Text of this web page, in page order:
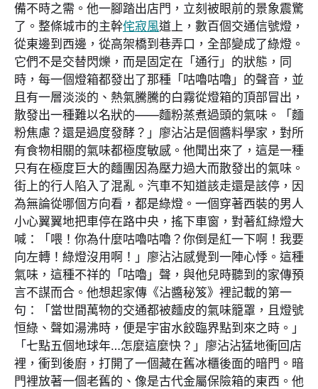
備不時之需。他一腳踏出店門，立刻被眼前的景象震驚
了。整條城市的主幹侘寂風道上，數百個交通信號燈，
從東邊到西邊，從高架橋到巷弄口，全部變成了綠燈。
它們不是交替閃爍，而是固定在「通行」的狀態，同
時，每一個燈箱都發出了那種「咕嚕咕嚕」的聲音，並
且有一層淡淡的、熱氣騰騰的白霧從燈箱的頂部冒出，
散發出一種難以名狀的——麵粉蒸煮過頭的氣味。「麵
粉焦慮？還是過度發酵？」廖沾沾是個醬料學家，對所
有食物相關的氣味都極度敏感。他聞出來了，這是一種
只有在極度巨大的麵團因為壓力過大而散發出的氣味。
街上的行人陷入了混亂。汽車不知道該走還是該停，因
為無論從哪個方向看，都是綠燈。一個穿著西裝的男人
小心翼翼地把車停在路中央，搖下車窗，對著紅綠燈大
喊：「喂！你為什麼咕嚕咕嚕？你倒是紅一下啊！我要
向左轉！綠燈沒用啊！」廖沾沾感覺到一陣心悸。這種
氣味，這種不祥的「咕嚕」聲，與他兒時聽到的家傳預
言不謀而合。他想起家傳《沾醬秘笈》裡記載的第一
句：「當世間萬物的交通都被麵皮的氣味籠罩，且燈號
恒綠、聲如湯沸時，便是宇宙水餃臨界點到來之時。」
「七點五個地球年…怎麼這麼快？」廖沾沾猛地衝回店
裡，衝到後廚，打開了一個藏在舊冰櫃後面的暗門。暗
門裡放著一個老舊的、像是古代金屬保險箱的東西。他